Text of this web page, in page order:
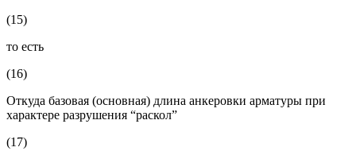
(15)
то есть
(16)
Откуда базовая (основная) длина анкеровки арматуры при
характере разрушения “раскол”
(17)